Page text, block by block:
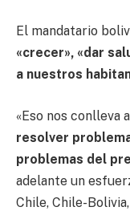
El mandatario
«crecer», «dar
a nuestros
«Eso nos conlleva
resolver
problemas del
adelante un
Chile, Chile-